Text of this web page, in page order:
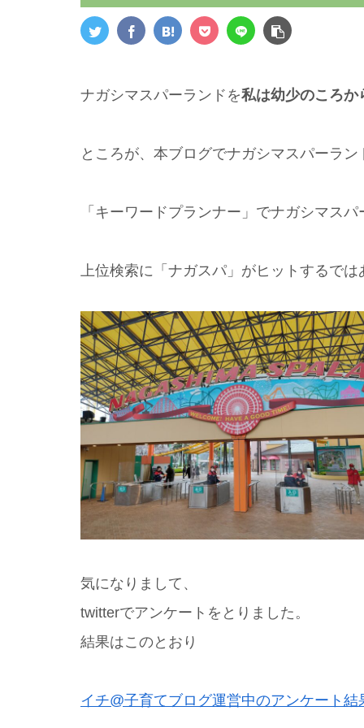
ナガシマスパーランドを私は幼少のころか
ところが、本ブログでナガシマスパーラ
「キーワードプランナー」でナガシマス
上位検索に「ナガスパ」がヒットするで
気になりまして、
twitterでアンケートをとりました。
結果はこのとおり
イチ@子育てブログ運営中のアンケート結